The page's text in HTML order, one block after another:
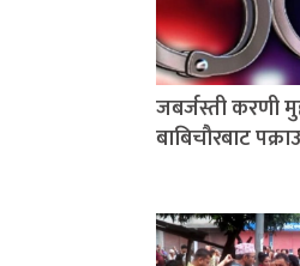
जबर्जस्ती करणी
बाबिचौरबाट पक्राउ